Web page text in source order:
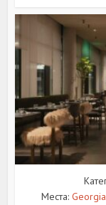
Места: